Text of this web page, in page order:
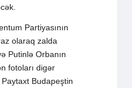
Partiyasının
olaraq zalda
Putinlə Orbanın
fotoları digər
Budapeştin